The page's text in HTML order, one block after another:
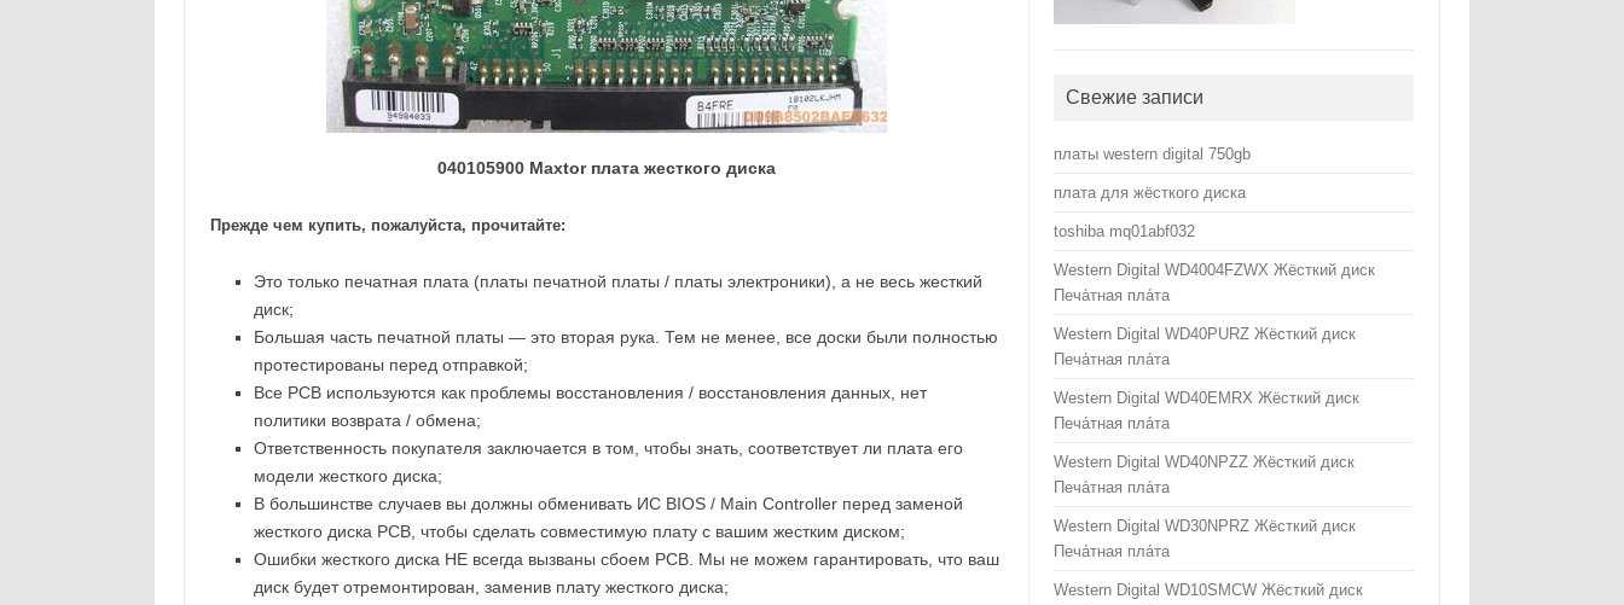
040105900 Maxtor плата жесткого диска
Прежде чем купить, пожалуйста, прочитайте:
Это только печатная плата (платы печатной платы / платы электроники), а не весь жесткий
диск;
Большая часть печатной платы — это вторая рука. Тем не менее, все доски были полностью
протестированы перед отправкой;
Все PCB используются как проблемы восстановления / восстановления данных, нет
политики возврата / обмена;
Ответственность покупателя заключается в том, чтобы знать, соответствует ли плата его
модели жесткого диска;
В большинстве случаев вы должны обменивать ИС BIOS / Main Controller перед заменой
жесткого диска PCB, чтобы сделать совместимую плату с вашим жестким диском;
Ошибки жесткого диска НЕ всегда вызваны сбоем PCB. Мы не можем гарантировать, что ваш
диск будет отремонтирован, заменив плату жесткого диска;
Свежие записи
платы western digital 750gb
плата для жёсткого диска
toshiba mq01abf032
Western Digital WD4004FZWX Жёсткий диск
Печа́тная пла́та
Western Digital WD40PURZ Жёсткий диск
Печа́тная пла́та
Western Digital WD40EMRX Жёсткий диск
Печа́тная пла́та
Western Digital WD40NPZZ Жёсткий диск
Печа́тная пла́та
Western Digital WD30NPRZ Жёсткий диск
Печа́тная пла́та
Western Digital WD10SMCW Жёсткий диск